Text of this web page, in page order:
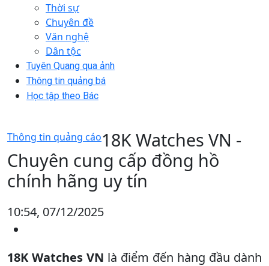
Thời sự
Chuyên đề
Văn nghệ
Dân tộc
Tuyên Quang qua ảnh
Thông tin quảng bá
Học tập theo Bác
Thông tin quảng cáo18K Watches VN -
Chuyên cung cấp đồng hồ
chính hãng uy tín
10:54, 07/12/2025
18K Watches VN là điểm đến hàng đầu dành